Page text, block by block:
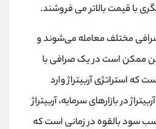
با قیمت بالاتر می فروشند.
مختلف معامله می‌شوند و
ممکن است در یک صرافی با
که استراتژی آربیتراژ وارد
در بازارهای سرمایه، آربیتراژ
سود بالقوه در زمانی است که